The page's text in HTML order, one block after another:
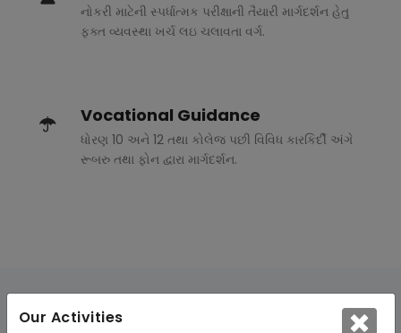
Our Activities
નોકરી માટેની સ્પર્ધાત્મક પરીક્ષાની તૈયારી માર્ગદર્શન હેતુ
ફક્ત વ્યવસ્થા ખર્ચ લઇ ચલાવતા વર્ગ.
Vocational Guidance
ધોરણ 10 અને 12 તથા કોલેજ પછી વિવિધ કારકિર્દી અંગે
રૂબરુ તથા ફોન દ્વારા માર્ગદર્શન.